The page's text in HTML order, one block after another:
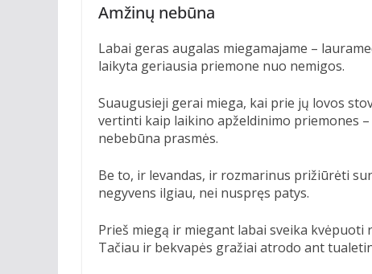
Amžinų nebūna
Labai geras augalas miegamajame –
laikyta geriausia priemone nuo nemigos.
Suaugusieji gerai miega, kai prie jų lovos
vertinti kaip laikino apželdinimo priemones
nebebūna prasmės.
Be to, ir levandas, ir rozmarinus prižiūrėti
negyvens ilgiau, nei nuspręs patys.
Prieš miegą ir miegant labai sveika kvėpuoti
Tačiau ir bekvapės gražiai atrodo ant